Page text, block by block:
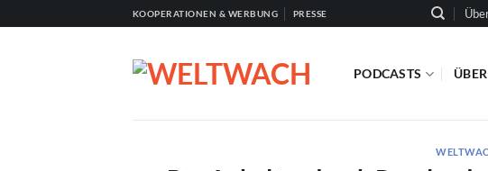
Inhalt
KOOPERATIONEN & WERBUNG PRESSE
PODCASTS